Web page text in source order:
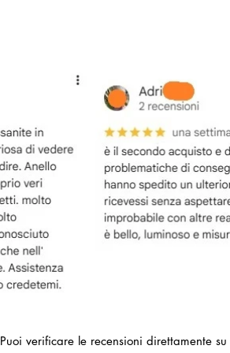
Puoi verificare le recensioni direttamente su